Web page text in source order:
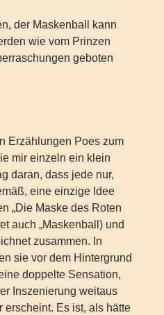
der Maskenball kann
wie vom Prinzen
geboten
Erzählungen Poes zum
mir einzeln ein klein
daran, dass jede nur,
eine einzige Idee
„Die Maske des Roten
auch „Maskenball) und
zusammen. In
sie vor dem Hintergrund
doppelte Sensation,
Inszenierung weitaus
erscheint. Es ist, als hätte